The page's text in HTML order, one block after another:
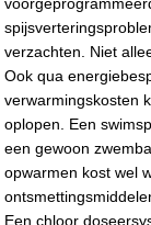
verzachten. Niet
Ook qua
verwarmingskosten
oplopen. Een
een gewoon
opwarmen kost wel
Een chloor